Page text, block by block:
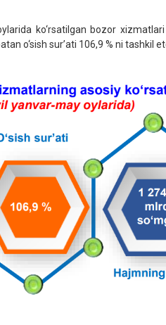
ko‘rsatilgan bozor
o‘sish sur’ati 106,9 % ni tashkil